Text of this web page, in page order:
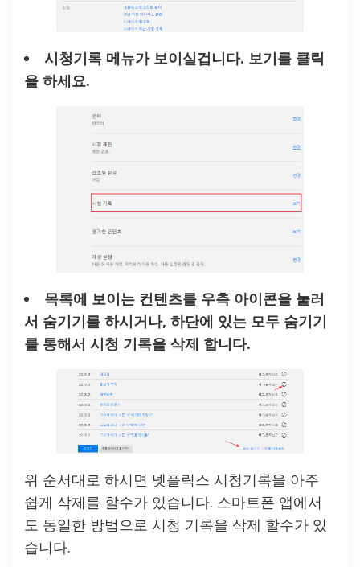
시청기록 메뉴가 보이실겁니다. 보기를 클릭
을 하세요.
목록에 보이는 컨텐츠를 우측 아이콘을 눌러
서 숨기기를 하시거나, 하단에 있는 모두 숨기기
를 통해서 시청 기록을 삭제 합니다.
위 순서대로 하시면 넷플릭스 시청기록을 아주
쉽게 삭제를 할수가 있습니다. 스마트폰 앱에서
도 동일한 방법으로 시청 기록을 삭제 할수가 있
습니다.